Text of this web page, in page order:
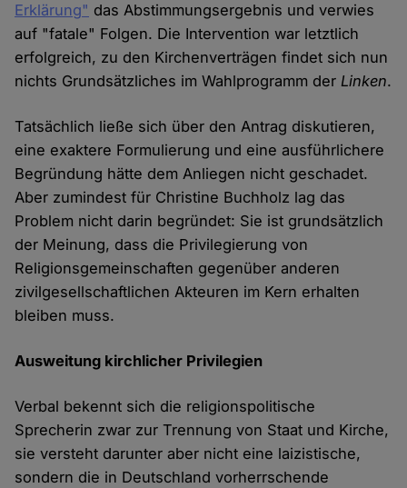
Erklärung" das Abstimmungsergebnis und verwies
auf "fatale" Folgen. Die Intervention war letztlich
erfolgreich, zu den Kirchenverträgen findet sich nun
nichts Grundsätzliches im Wahlprogramm derLinken.
Tatsächlich ließe sich über den Antrag diskutieren,
eine exaktere Formulierung und eine ausführlichere
Begründung hätte dem Anliegen nicht geschadet.
Aber zumindest für Christine Buchholz lag das
Problem nicht darin begründet: Sie ist grundsätzlich
der Meinung, dass die Privilegierung von
Religionsgemeinschaften gegenüber anderen
zivilgesellschaftlichen Akteuren im Kern erhalten
bleiben muss.
Ausweitung kirchlicher Privilegien
Verbal bekennt sich die religionspolitische
Sprecherin zwar zur Trennung von Staat und Kirche,
sie versteht darunter aber nicht eine laizistische,
sondern die in Deutschland vorherrschende